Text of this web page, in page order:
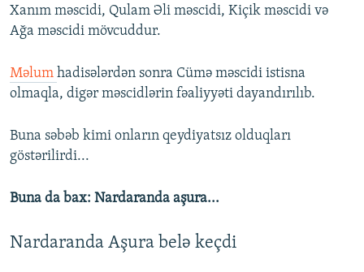
Xanım məscidi, Qulam Əli məscidi, Kiçik məscidi və
Ağa məscidi mövcuddur.
Məlum hadisələrdən sonra Cümə məscidi istisna
olmaqla, digər məscidlərin fəaliyyəti dayandırılıb.
Buna səbəb kimi onların qeydiyatsız olduqları
göstərilirdi...
Buna da bax: Nardaranda aşura...
Nardaranda Aşura belə keçdi